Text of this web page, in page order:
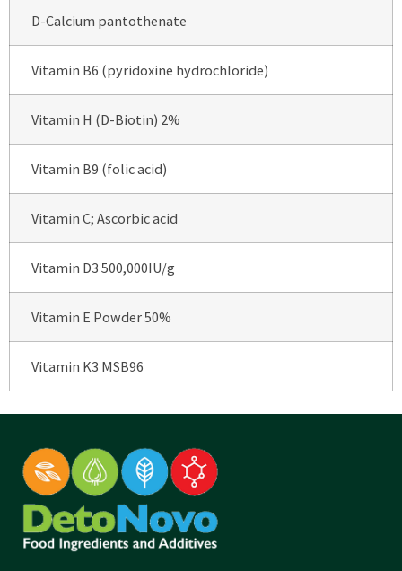
D-Calcium pantothenate
Vitamin B6 (pyridoxine hydrochloride)
Vitamin H (D-Biotin) 2%
Vitamin B9 (folic acid)
Vitamin C; Ascorbic acid
Vitamin D3 500,000IU/g
Vitamin E Powder 50%
Vitamin K3 MSB96